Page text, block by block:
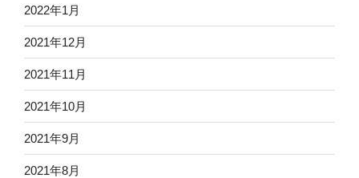
2022年1月
2021年12月
2021年11月
2021年10月
2021年9月
2021年8月